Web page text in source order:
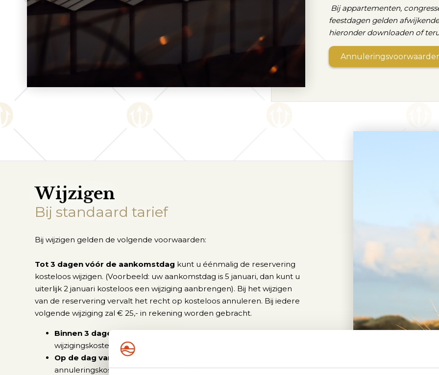
Bij appartementen,
feestdagen gelden
hieronder downloaden of
Wijzigen
Bij standaard tarief
Bij wijzigen gelden de volgende voorwaarden:
Tot 3 dagen vóór de aankomstdag kunt u éénmalig de reservering
kosteloos wijzigen. (Voorbeeld: uw aankomstdag is 5 januari, dan kunt u
uiterlijk 2 januari kosteloos een wijziging aanbrengen). Bij het wijzigen
van de reservering vervalt het recht op kosteloos annuleren. Bij iedere
volgende wijziging zal € 25,- in rekening worden gebracht.
Binnen 3 dagenvóórde aankomstdagkunt u nog wijzigen tegen € 25,-
wijzigingskosten
Op de dag van aankomst
annuleringskosten.